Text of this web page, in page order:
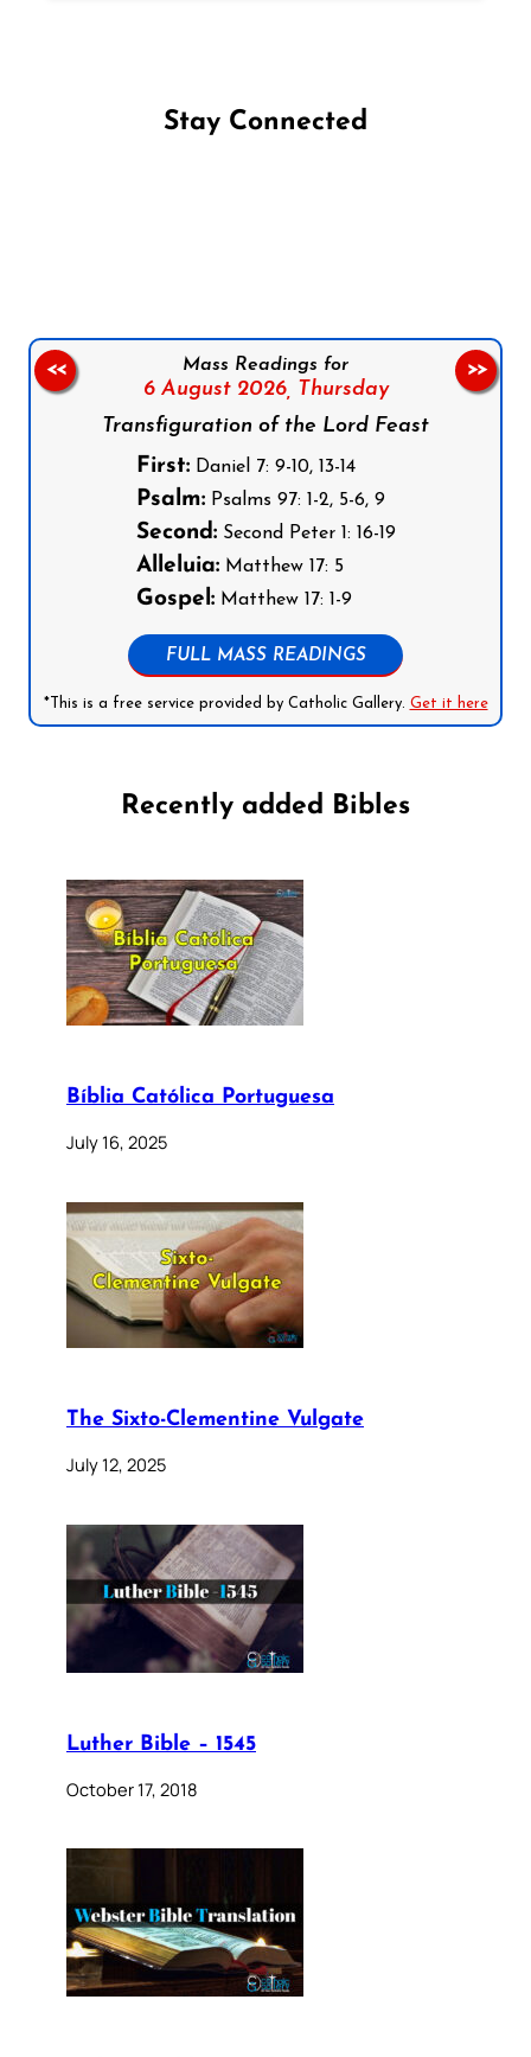
Stay Connected
Mass Readings for
6 August 2026, Thursday
Transfiguration of the Lord Feast
First:Daniel 7: 9-10, 13-14
Psalm:Psalms 97: 1-2, 5-6, 9
Second:Second Peter 1: 16-19
Alleluia:Matthew 17: 5
Gospel:Matthew 17: 1-9
FULL MASS READINGS
*This is a free service provided by Catholic Gallery. Get it here
<< >>
Recently added Bibles
Bíblia Católica Portuguesa
July 16, 2025
The Sixto-Clementine Vulgate
July 12, 2025
Luther Bible – 1545
October 17, 2018